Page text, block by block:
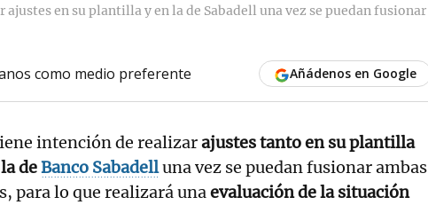
en su plantilla y en la de Sabadell una vez se puedan fusionar
como medio preferente Añádenos en Google
intención de realizarajustes tanto en su plantilla
deBanco Sabadelluna vez se puedan fusionar ambas
para lo que realizará unaevaluación de la situación